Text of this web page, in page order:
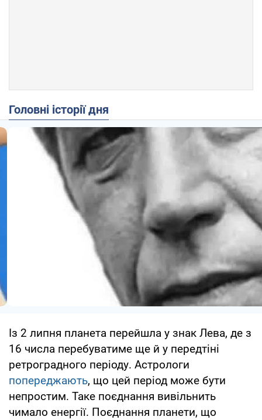
Головні історії дня
Із 2 липня планета перейшла у знак Лева, де з
16 числа перебуватиме ще й у передтіні
ретроградного періоду. Астрологи
попереджають, що цей період може бути
непростим. Таке поєднання вивільнить
чимало енергії. Поєднання планети, що